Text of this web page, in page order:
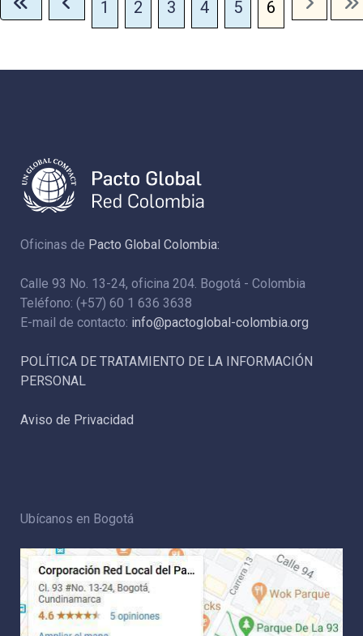
1 2 3 4 5 6
Oficinas de Pacto Global Colombia:
Calle 93 No. 13-24, oficina 204. Bogotá - Colombia
Teléfono: (+57) 60 1 636 3638
E-mail de contacto: info@pactoglobal-colombia.org
POLÍTICA DE TRATAMIENTO DE LA INFORMACIÓN
PERSONAL
Aviso de Privacidad
Ubícanos en Bogotá